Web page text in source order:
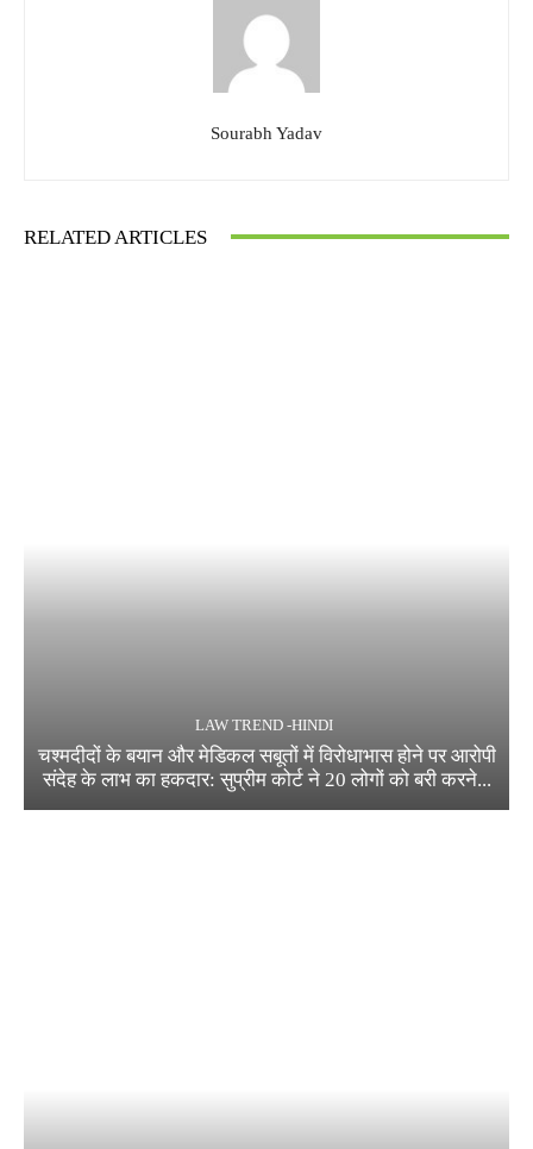
Sourabh Yadav
RELATED ARTICLES
LAW TREND -HINDI
चश्मदीदों के बयान और मेडिकल सबूतों में विरोधाभास होने पर आरोपी
संदेह के लाभ का हकदार: सुप्रीम कोर्ट ने 20 लोगों को बरी करने...